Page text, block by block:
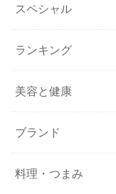
スペシャル
ランキング
美容と健康
ブランド
料理・つまみ